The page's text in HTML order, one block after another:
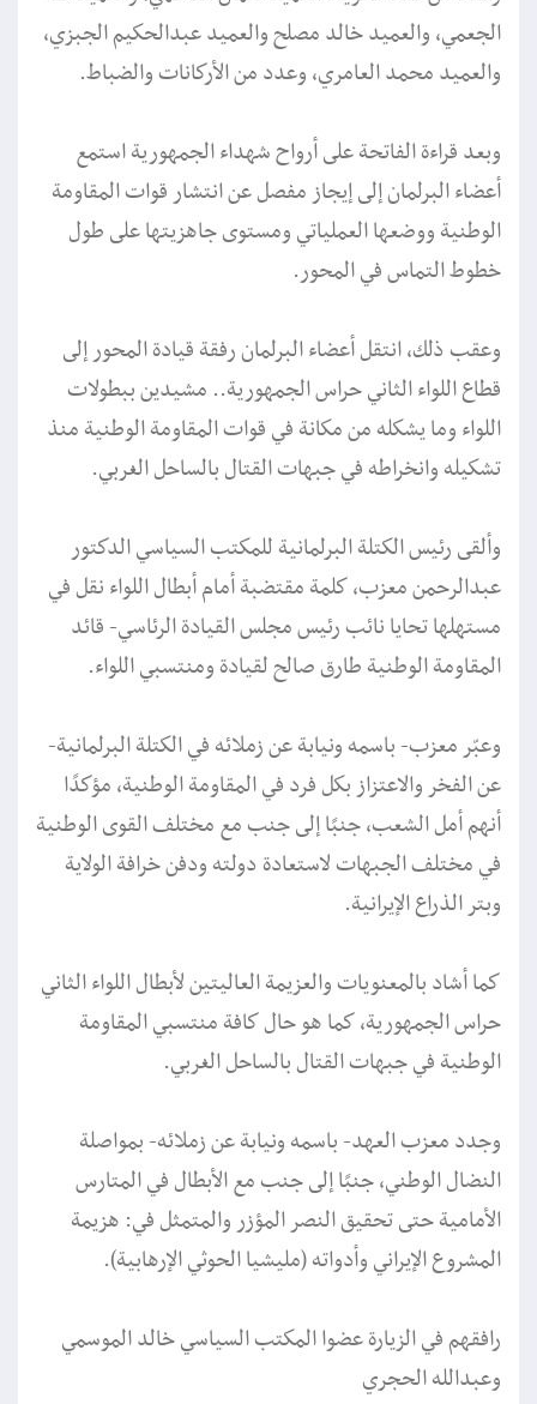
الجعمي، والعميد خالد مصلح والعميد عبدالحكيم الجبزي،
والعميد محمد العامري، وعدد من الأركانات والضباط.
وبعد قراءة الفاتحة على أرواح شهداء الجمهورية استمع
أعضاء البرلمان إلى إيجاز مفصل عن انتشار قوات المقاومة
الوطنية ووضعها العملياتي ومستوى جاهزيتها على طول
خطوط التماس في المحور.
وعقب ذلك، انتقل أعضاء البرلمان رفقة قيادة المحور إلى
قطاع اللواء الثاني حراس الجمهورية.. مشيدين ببطولات
اللواء وما يشكله من مكانة في قوات المقاومة الوطنية منذ
تشكيله وانخراطه في جبهات القتال بالساحل الغربي.
وألقى رئيس الكتلة البرلمانية للمكتب السياسي الدكتور
عبدالرحمن معزب، كلمة مقتضبة أمام أبطال اللواء نقل في
مستهلها تحايا نائب رئيس مجلس القيادة الرئاسي- قائد
المقاومة الوطنية طارق صالح لقيادة ومنتسبي اللواء.
وعبّر معزب- باسمه ونيابة عن زملائه في الكتلة البرلمانية-
عن الفخر والاعتزاز بكل فرد في المقاومة الوطنية، مؤكدًا
أنهم أمل الشعب، جنبًا إلى جنب مع مختلف القوى الوطنية
في مختلف الجبهات لاستعادة دولته ودفن خرافة الولاية
وبتر الذراع الإيرانية.
كما أشاد بالمعنويات والعزيمة العاليتين لأبطال اللواء الثاني
حراس الجمهورية، كما هو حال كافة منتسبي المقاومة
الوطنية في جبهات القتال بالساحل الغربي.
وجدد معزب العهد- باسمه ونيابة عن زملائه- بمواصلة
النضال الوطني، جنبًا إلى جنب مع الأبطال في المتارس
الأمامية حتى تحقيق النصر المؤزر والمتمثل في: هزيمة
المشروع الإيراني وأدواته (مليشيا الحوثي الإرهابية).
رافقهم في الزيارة عضوا المكتب السياسي خالد الموسمي
وعبدالله الحجري